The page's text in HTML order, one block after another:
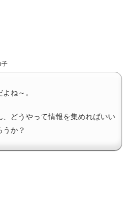
子
ね～。
、どうやって情報を集めればいい
うか？